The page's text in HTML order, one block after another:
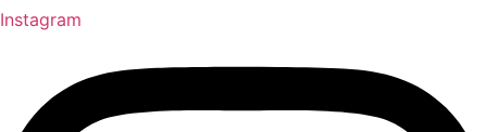
Instagram